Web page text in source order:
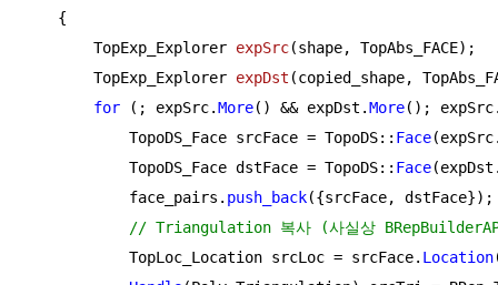
    {
TopExp_Explorer expSrc(shape, TopAbs_FACE) ;
TopExp_Explorer expDst (copied_shape,
for (; expSrc.More() && expDst.More();
            TopoDS_Face srcFace = TopoDS::
Face
            TopoDS_Face dstFace = TopoDS::
Face
            face_pairs.
push_back({srcFace, dstFace});
// Triangulation 복사 (사실상
            TopLoc_Location srcLoc = srcFace.
Location